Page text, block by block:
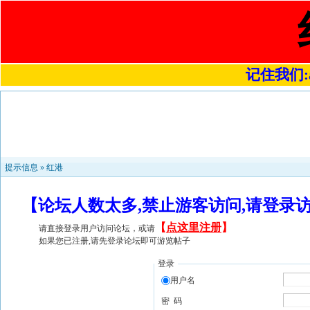
记住我们
提示信息 » 红港
【论坛人数太多,禁止游客访问,请登
请直接登录用户访问论坛，或请 【 点这里注册】
如果您已注册,请先登录论坛即可游览帖子
登录
用户名
密 码